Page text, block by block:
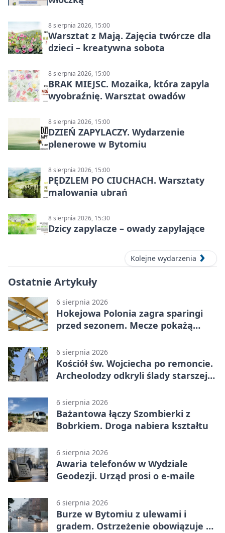
8 sierpnia 2026, 15:00
Warsztat z Mają. Zajęcia twórcze dla
dzieci – kreatywna sobota
8 sierpnia 2026, 15:00
BRAK MIEJSC. Mozaika, która zapyla
wyobraźnię. Warsztat owadów
8 sierpnia 2026, 15:00
DZIEŃ ZAPYLACZY. Wydarzenie
plenerowe w Bytomiu
8 sierpnia 2026, 15:00
PĘDZLEM PO CIUCHACH. Warsztaty
malowania ubrań
8 sierpnia 2026, 15:30
Dzicy zapylacze – owady zapylające
Kolejne wydarzenia
Ostatnie Artykuły
6 sierpnia 2026
Hokejowa Polonia zagra sparingi
przed sezonem. Mecze pokażą
6 sierpnia 2026
Kościół św. Wojciecha po remoncie.
Archeolodzy odkryli ślady starszej
6 sierpnia 2026
Bażantowa łączy Szombierki z
Bobrkiem. Droga nabiera kształtu
6 sierpnia 2026
Awaria telefonów w Wydziale
Geodezji. Urząd prosi o e-maile
6 sierpnia 2026
Burze w Bytomiu z ulewami i
gradem. Ostrzeżenie obowiązuje do